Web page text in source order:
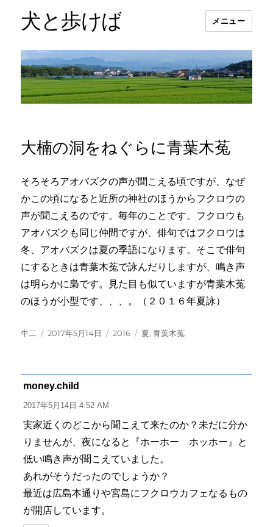
犬と歩けば メニュー
大楠の洞をねぐらに青葉木菟
そろそろアオバズクの声が聞こえる頃ですが、なぜ
かこの頃になると近所の神社のほうからフクロウの
声が聞こえるのです。毎年のことです。フクロウも
アオバズクも同じ仲間ですが、俳句ではフクロウは
冬、アオバズクは夏の季語になります。そこで俳句
にするときは青葉木菟で詠んだりしますが、鳴き声
は明らかに梟です。見た目も似ていますが青葉木菟
のほうが小型です、、、。（２０１６年夏詠）
投
牛二
投
2017年5月14日
カ
2016
タ
夏,青葉木菟
money.child
り:
2017年5月14日 4:52 AM
実家近くのどこから聞こえて来たのか？未だに分か
りませんが、夜になると『ホーホー ホッホー』と
低い鳴き声が聞こえていました。
あれがそうだったのでしょうか？
最近は広島本通りや宮島にフクロウカフェなるもの
が開店しています。